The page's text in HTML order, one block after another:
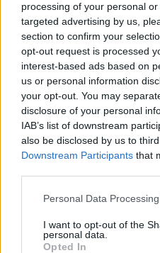
processing of your personal
targeted advertising by us,
section to confirm your
opt-out request is processed
interest-based ads based on
us or personal information
your opt-out. You may
disclosure of your personal
IAB’s list of downstream
also be disclosed by us to
Downstream Participants that
Personal Data
I want to opt-out of the
personal data.
Opted In
RÓLUNK